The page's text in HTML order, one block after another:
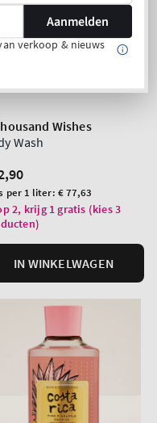
Wishes
Wash
per 1 liter: € 77,63
2, krijg 1 gratis (kies 3
IN WINKELWAGEN
Aanmelden
verkoop & nieuws